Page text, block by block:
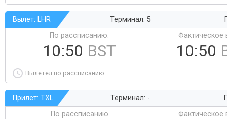
Вылет: LHR Терминал: 5
По рассписанию:
10:50 BST
Фактическое
10:50
Вылетел по рассписанию
Прилет: TXL Терминал: -
По рассписанию
Фактическое